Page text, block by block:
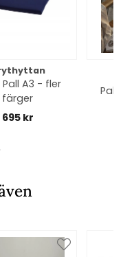
A3 - fler
färger
695 kr
Pall